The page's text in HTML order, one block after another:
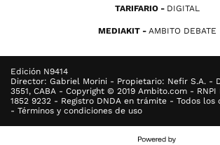
TARIFARIO DIGITAL
MEDIAKIT AMBITO DEBATE
Edición N9414
Director: Gabriel Morini - Propietario: Nefir S.A. -
3551, CABA - Copyright © 2019 Ambito.com -
1852 9232 - Registro DNDA en trámite - Todos los
- Términos y condiciones de uso